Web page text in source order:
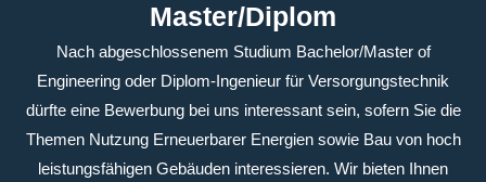
Master/Diplom
Nach abgeschlossenem Studium Bachelor/Master of
Engineering oder Diplom-Ingenieur für Versorgungstechnik
dürfte eine Bewerbung bei uns interessant sein, sofern Sie die
Themen Nutzung Erneuerbarer Energien sowie Bau von hoch
leistungsfähigen Gebäuden interessieren. Wir bieten Ihnen